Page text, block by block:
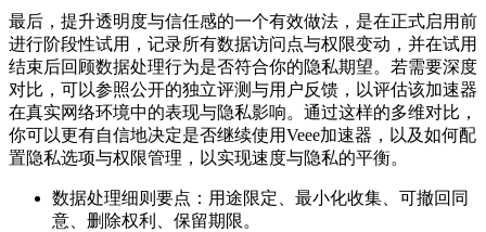
最后，提升透明度与信任感的一个有效做法，是在正式启用前
进行阶段性试用，记录所有数据访问点与权限变动，并在试用
结束后回顾数据处理行为是否符合你的隐私期望。若需要深度
对比，可以参照公开的独立评测与用户反馈，以评估该加速器
在真实网络环境中的表现与隐私影响。通过这样的多维对比，
你可以更有自信地决定是否继续使用Veee加速器，以及如何配
置隐私选项与权限管理，以实现速度与隐私的平衡。
数据处理细则要点：用途限定、最小化收集、可撤回同
意、删除权利、保留期限。